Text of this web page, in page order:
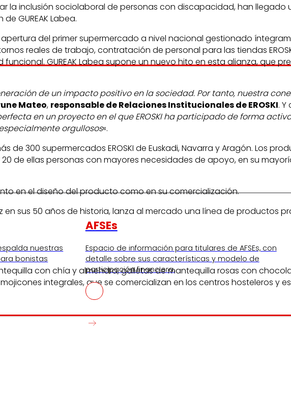
nuestras
bonistas
AFSEs
Espacio de información para titulares de AFSEs, con
detalle sobre sus características y modelo de
participación financiera.
inclusión sociolaboral de personas con discapacidad, han llegado
GUREAK Labea.
del primer supermercado a nivel nacional gestionado
reales de trabajo, contratación de personal para las tiendas
GUREAK Labea supone un nuevo hito en esta alianza, que
de un impacto positivo en la sociedad. Por tanto, nuestra
Mateo, responsable de Relaciones Institucionales de EROSKI. Y
en un proyecto en el que EROSKI ha participado de forma
orgullosos«.
300 supermercados EROSKI de Euskadi, Navarra y Aragón. Los
de ellas personas con mayores necesidades de apoyo, en su
en el diseño del producto como en su comercialización.
sus 50 años de historia, lanza al mercado una línea de productos
con chía y almendra, galletas de mantequilla rosas con
integrales, que se comercializan en los centros hosteleros y